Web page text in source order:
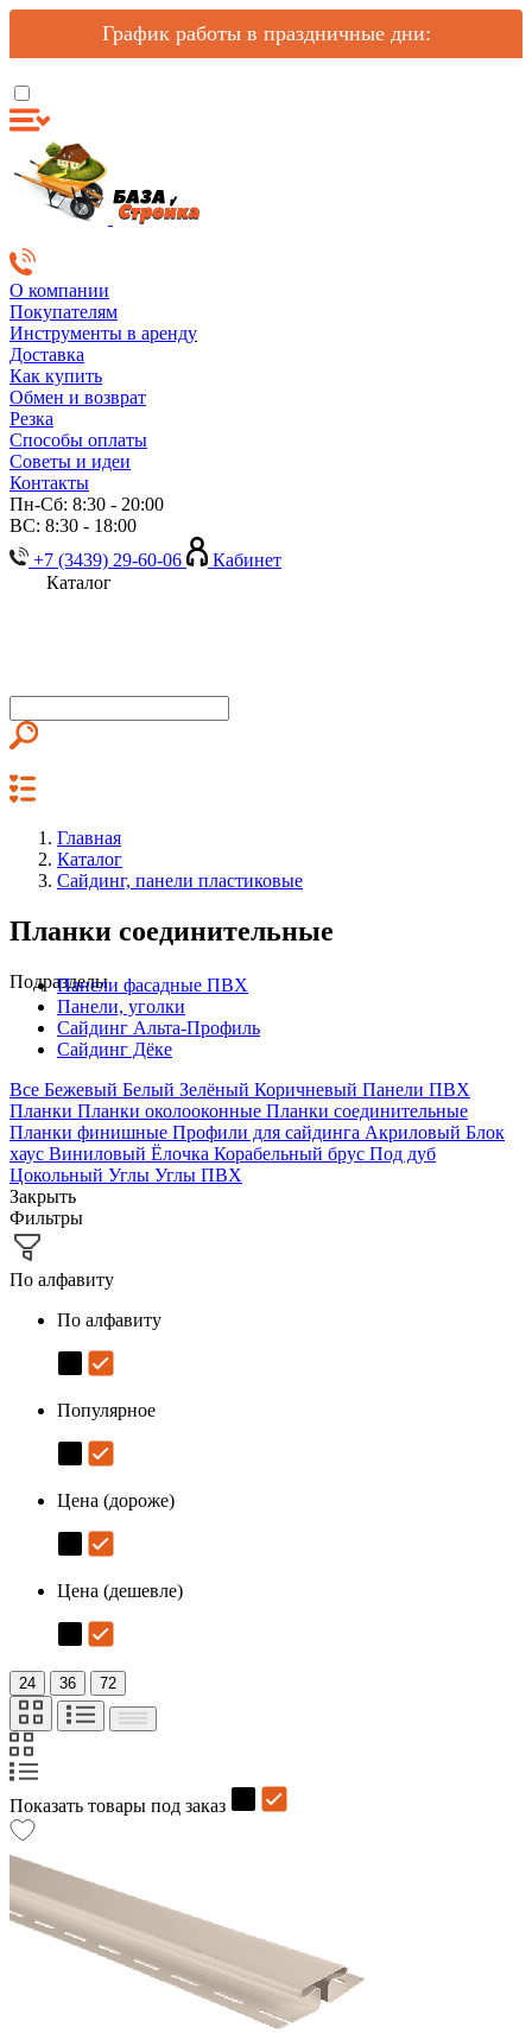
График работы в праздничные дни:
О компании
Покупателям
Инструменты в аренду
Доставка
Как купить
Обмен и возврат
Резка
Способы оплаты
Советы и идеи
Контакты
Пн-Сб: 8:30 - 20:00
ВС: 8:30 - 18:00
+7 (3439) 29-60-06
Кабинет
Каталог
Главная
Каталог
Сайдинг, панели пластиковые
Планки соединительные
ПодразделыПанели фасадные ПВХ
Панели, уголки
Сайдинг Альта-Профиль
Сайдинг Дёке
Все Бежевый Белый Зелёный Коричневый Панели ПВХ
Планки Планки околооконные Планки соединительные
Планки финишные Профили для сайдинга Акриловый Блок
хаус Виниловый Ёлочка Корабельный брус Под дуб
Цокольный Углы Углы ПВХ
Закрыть
Фильтры
По алфавиту
По алфавиту
Популярное
Цена (дороже)
Цена (дешевле)
24 36 72
Показать товары под заказ